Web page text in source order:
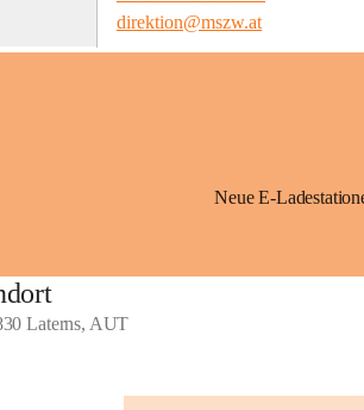
direktion@mszw.at
Laterns, AUT